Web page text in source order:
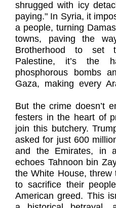
shrugged with icy
paying." In Syria, it
a people, turning
towns, paving the
Brotherhood to set
Palestine, it’s the
phosphorous bombs
Gaza, making every
But the crime doesn’t
festers in the heart of
join this butchery.
asked for just 600
and the Emirates, in
echoes Tahnoon bin
the White House,
to sacrifice their
American greed. This